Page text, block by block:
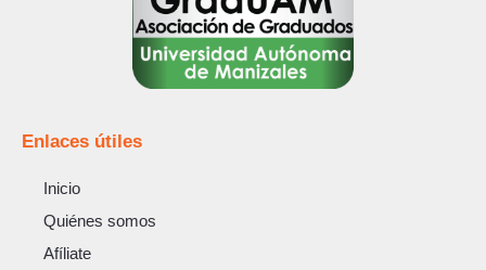
Enlaces útiles
Inicio
Quiénes somos
Afíliate